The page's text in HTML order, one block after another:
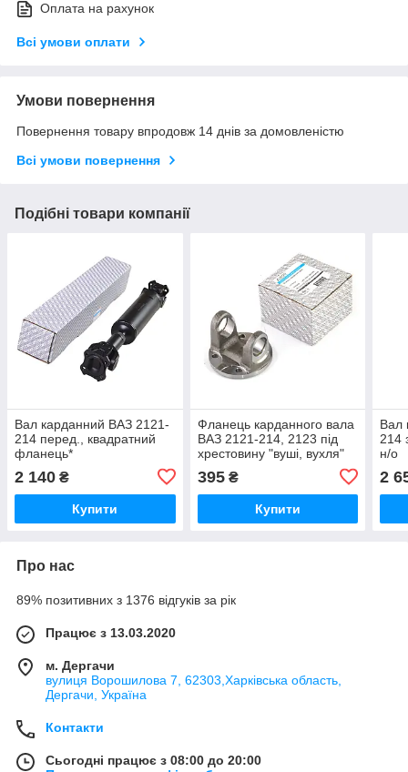
Оплата на рахунок
Всі умови оплати
Умови повернення
Повернення товару впродовж 14 днів за домовленістю
Всі умови повернення
Подібні товари компанії
Вал карданний ВАЗ 2121-
214 перед., квадратний
фланець*
2 140 ₴
Купити
Фланець карданного вала
ВАЗ 2121-214, 2123 під
хрестовину "вуші, вухля"
395₴
Купити
Вал
214
н/о
2
Про нас
89% позитивних з 1376 відгуків за рік
Працює з 13.03.2020
м. Дергачи
вулиця Ворошилова 7, 62303,Харківська область,
Дергачи, Україна
Контакти
Сьогодні працює з 08:00 до 20:00